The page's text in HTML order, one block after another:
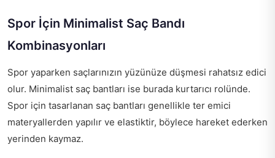
Spor İçin Minimalist Saç Bandı
Kombinasyonları
Spor yaparken saçlarınızın yüzünüze düşmesi rahatsız edici
olur. Minimalist saç bantları ise burada kurtarıcı rolünde.
Spor için tasarlanan saç bantları genellikle ter emici
materyallerden yapılır ve elastiktir, böylece hareket ederken
yerinden kaymaz.